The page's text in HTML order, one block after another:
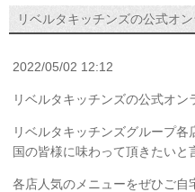
リベルタキッチンズの公式オ
2022/05/02 12:12
リベルタキッチンズの公式オン
リベルタキッチンズグループ
国の皆様に味わって頂きたいと
各店人気のメニューをぜひご自